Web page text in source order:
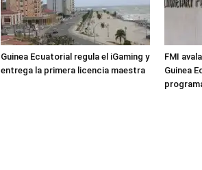
Guinea Ecuatorial regula el iGaming y
entrega la primera licencia maestra
FMI
Guinea